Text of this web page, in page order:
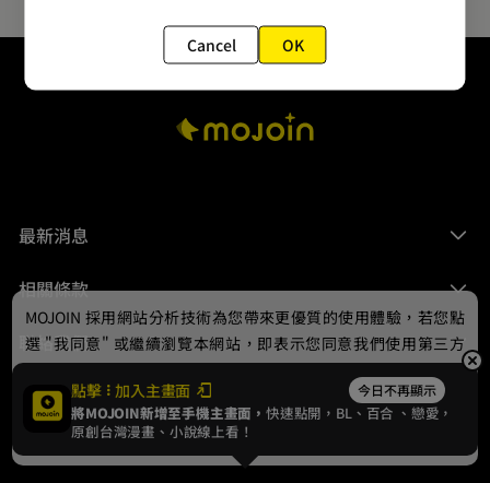
最新消息
相關條款
聯絡我們
© 2024 gamania Digital Entertainment Co., Ltd.
點擊 加入主畫面 今日不再顯示
將MOJOIN新增至手機主畫面，快速點開，BL、 百合 、戀愛，
原創台灣漫畫、小說線上看！
MOJOIN 採用網站分析技術為您帶來更優質的使用體驗，若您點
選 "我同意" 或繼續瀏覽本網站，即表示您同意我們使用第三方
Cookie，欲瞭解更多資訊請見隱私權政策。
我同意
Cancel OK